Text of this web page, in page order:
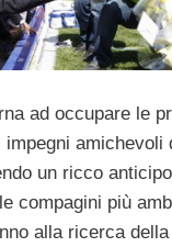
ad occupare le
amichevoli
un ricco
compagini più
alla ricerca della